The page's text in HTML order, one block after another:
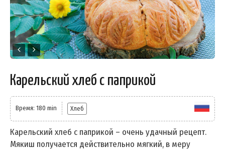
Карельский хлеб с паприкой
Время: 180 min Хлеб
Карельский хлеб с паприкой – очень удачный рецепт.
Мякиш получается действительно мягкий, в меру